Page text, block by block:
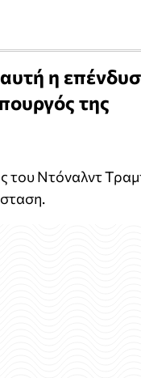
η
της
του Ντόναλντ